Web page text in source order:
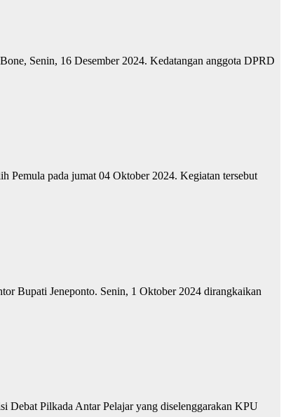
Senin, 16 Desember 2024. Kedatangan anggota DPRD
Pemula pada jumat 04 Oktober 2024. Kegiatan tersebut
Bupati Jeneponto. Senin, 1 Oktober 2024 dirangkaikan
Debat Pilkada Antar Pelajar yang diselenggarakan KPU